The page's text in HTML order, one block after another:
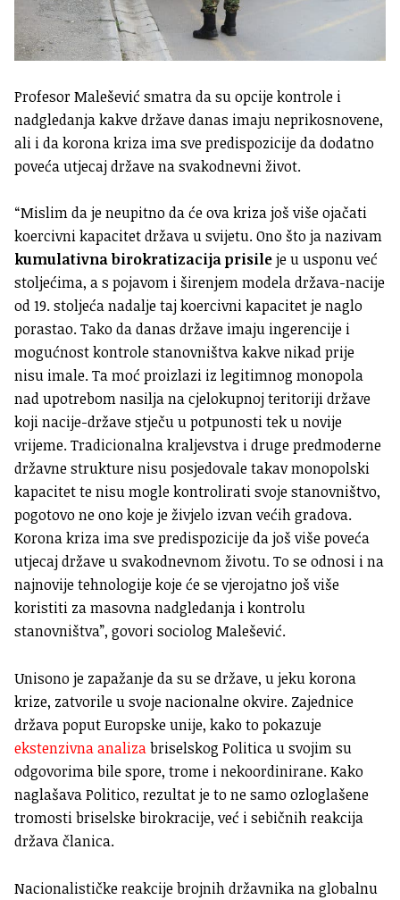
Profesor Malešević smatra da su opcije kontrole i
nadgledanja kakve države danas imaju neprikosnovene,
ali i da korona kriza ima sve predispozicije da dodatno
poveća utjecaj države na svakodnevni život.
“Mislim da je neupitno da će ova kriza još više ojačati
koercivni kapacitet država u svijetu. Ono što ja nazivam
kumulativna birokratizacija prisileje u usponu već
stoljećima, a s pojavom i širenjem modela država-nacije
od 19. stoljeća nadalje taj koercivni kapacitet je naglo
porastao. Tako da danas države imaju ingerencije i
mogućnost kontrole stanovništva kakve nikad prije
nisu imale. Ta moć proizlazi iz legitimnog monopola
nad upotrebom nasilja na cjelokupnoj teritoriji države
koji nacije-države stječu u potpunosti tek u novije
vrijeme. Tradicionalna kraljevstva i druge predmoderne
državne strukture nisu posjedovale takav monopolski
kapacitet te nisu mogle kontrolirati svoje stanovništvo,
pogotovo ne ono koje je živjelo izvan većih gradova.
Korona kriza ima sve predispozicije da još više poveća
utjecaj države u svakodnevnom životu. To se odnosi i na
najnovije tehnologije koje će se vjerojatno još više
koristiti za masovna nadgledanja i kontrolu
stanovništva”, govori sociolog Malešević.
Unisono je zapažanje da su se države, u jeku korona
krize, zatvorile u svoje nacionalne okvire. Zajednice
država poput Europske unije, kako to pokazuje
ekstenzivna analizabriselskog Politica u svojim su
odgovorima bile spore, trome i nekoordinirane. Kako
naglašava Politico, rezultat je to ne samo ozloglašene
tromosti briselske birokracije, već i sebičnih reakcija
država članica.
Nacionalističke reakcije brojnih državnika na globalnu